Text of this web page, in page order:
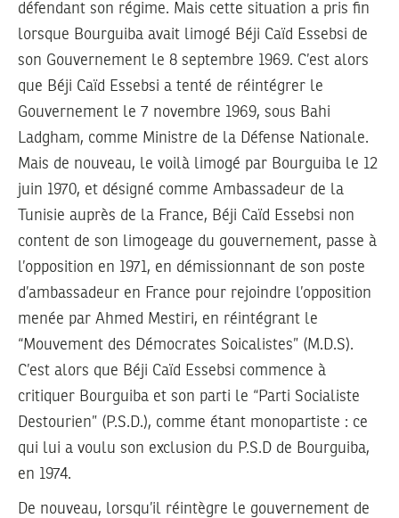
défendant son régime. Mais cette situation a pris fin
lorsque Bourguiba avait limogé Béji Caïd Essebsi de
son Gouvernement le 8 septembre 1969. C’est alors
que Béji Caïd Essebsi a tenté de réintégrer le
Gouvernement le 7 novembre 1969, sous Bahi
Ladgham, comme Ministre de la Défense Nationale.
Mais de nouveau, le voilà limogé par Bourguiba le 12
juin 1970, et désigné comme Ambassadeur de la
Tunisie auprès de la France, Béji Caïd Essebsi non
content de son limogeage du gouvernement, passe à
l’opposition en 1971, en démissionnant de son poste
d’ambassadeur en France pour rejoindre l’opposition
menée par Ahmed Mestiri, en réintégrant le
“Mouvement des Démocrates Soicalistes” (M.D.S).
C’est alors que Béji Caïd Essebsi commence à
critiquer Bourguiba et son parti le “Parti Socialiste
Destourien” (P.S.D.), comme étant monopartiste : ce
qui lui a voulu son exclusion du P.S.D de Bourguiba,
en 1974.
De nouveau, lorsqu’il réintègre le gouvernement de